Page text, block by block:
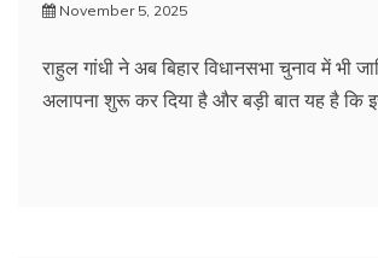
November 5, 2025
राहुल गांधी ने अब बिहार विधानसभा चुनाव में भी
अलापना शुरू कर दिया है और बड़ी बात यह है कि